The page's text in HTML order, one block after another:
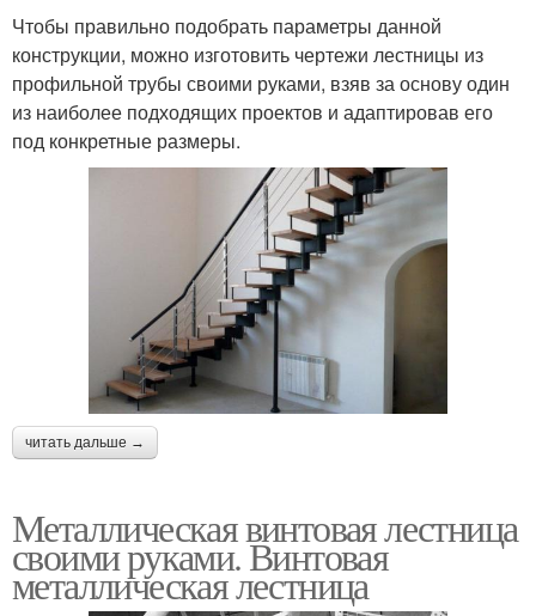
Чтобы правильно подобрать параметры данной
конструкции, можно изготовить чертежи лестницы из
профильной трубы своими руками, взяв за основу один
из наиболее подходящих проектов и адаптировав его
под конкретные размеры.
читать дальше →
Металлическая винтовая лестница
своими руками. Винтовая
металлическая лестница